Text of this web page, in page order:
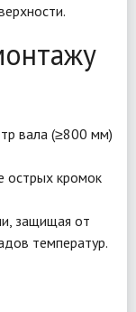
вала (≥800 мм)
острых кромок
защищая от
температур.